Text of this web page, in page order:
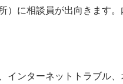
に相談員が出向きます。
インターネットトラブル